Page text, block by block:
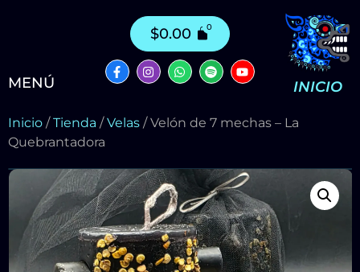
MENÚ
$0.00
INICIO
Inicio /Tienda /Velas / Velón de 7 mechas – La
Quebrantadora